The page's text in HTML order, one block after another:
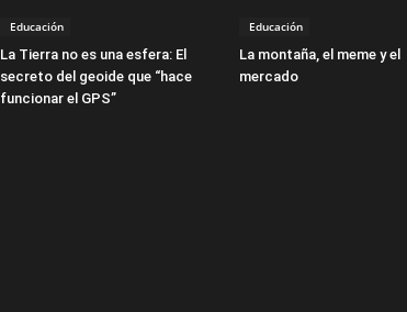
Educación
La Tierra no es una esfera: El
secreto del geoide que “hace
funcionar el GPS”
Educación
La montaña, el meme y el
mercado